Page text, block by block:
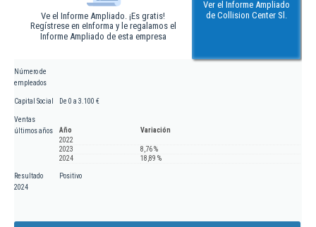
Ve el Informe Ampliado. ¡Es gratis!
Regístrese en eInforma y le regalamos el
Informe Ampliado de esta empresa
Ver el Informe Ampliado
de Collision Center Sl.
Número de
empleados
Capital Social De 0 a 3.100 €
Ventas
últimos años
Año
Variación
2022
2023
8,76 %
2024
18,89 %
Resultado
2024
Positivo